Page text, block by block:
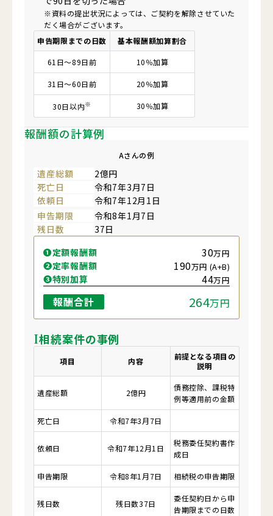
※資料の提出状況によっては、ご契約を解除させていた
だく場合がございます。
申告期限 までの日数 基本報酬額加算割合
61日～89日前 10％加算
31日～60日前 20％加算
30日以内※ 30％加算
報酬額の計算例
Aさんの例
遺産総額
2億円
死亡日
令和7年3月7日
依頼日
令和7年12月1日
申告期限
令和8年1月7日
残日数
37日
❶定額報酬額
30万円
❷定率報酬額 190万円 (A+B)
❸特別加算 44万円
報酬合計 264万円
I相続案件の事例
項目 内容
前提となる項目の
説明
遺産総額 2億円
債務控除、課税特
例等適用前の金額
死亡日 令和7年3月7日
依頼日 令和7年12月1日
税務委任契約書作
成日
申告期限 令和8年1月7日 相続税の申告期限
残日数 残日数37日
委任契約日から申
告期限までの日数